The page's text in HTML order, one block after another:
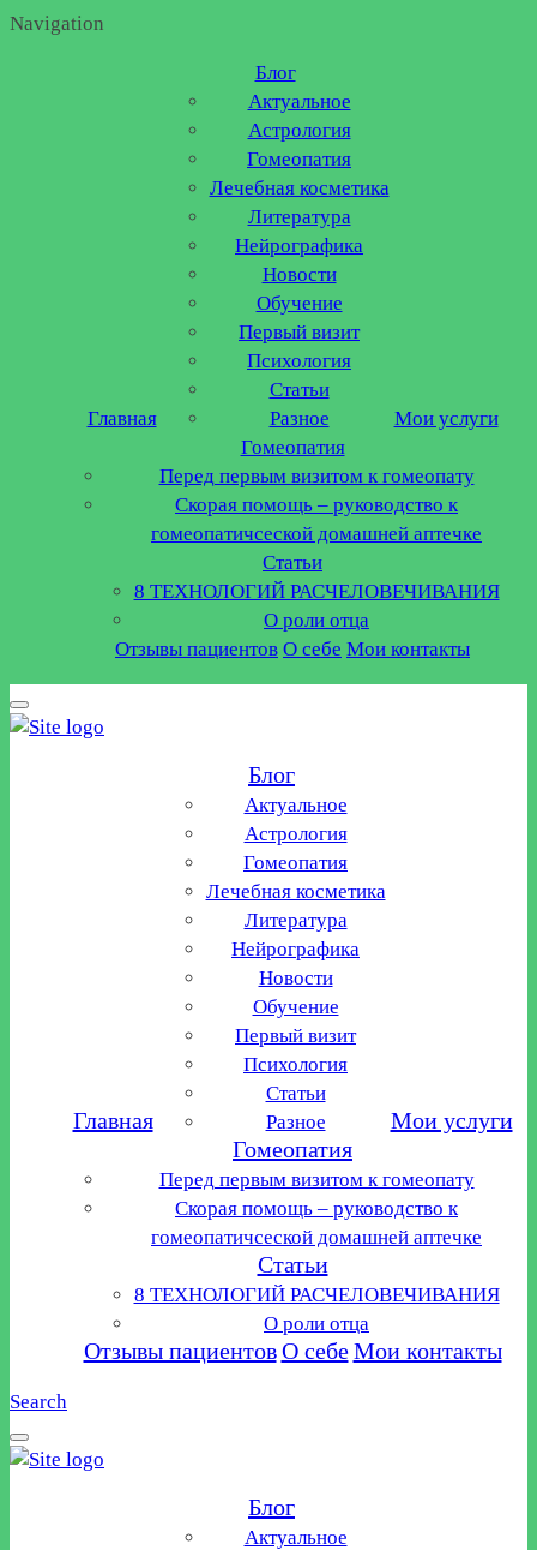
Navigation
Главная
Блог
Актуальное
Астрология
Гомеопатия
Лечебная косметика
Литература
Нейрографика
Новости
Обучение
Первый визит
Психология
Статьи
Разное
Мои услуги
Гомеопатия
Перед первым визитом к гомеопату
Скорая помощь – руководство к
гомеопатичсеской домашней аптечке
Статьи
8 ТЕХНОЛОГИЙ РАСЧЕЛОВЕЧИВАНИЯ
О роли отца
Отзывы пациентов О себе Мои контакты
Главная
Блог
Актуальное
Астрология
Гомеопатия
Лечебная косметика
Литература
Нейрографика
Новости
Обучение
Первый визит
Психология
Статьи
Разное
Мои услуги
Гомеопатия
Перед первым визитом к гомеопату
Скорая помощь – руководство к
гомеопатичсеской домашней аптечке
Статьи
8 ТЕХНОЛОГИЙ РАСЧЕЛОВЕЧИВАНИЯ
О роли отца
Отзывы пациентов О себе Мои контакты
Search
Блог
Актуальное